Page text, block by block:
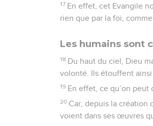
17 En effet, cet Evangile
rien que par la foi,
Les humains sont
18 Du haut du ciel, Dieu
volonté. Ils étouffent
19 En effet, ce qu’on
20 Car, depuis la création
voient dans ses œuvres